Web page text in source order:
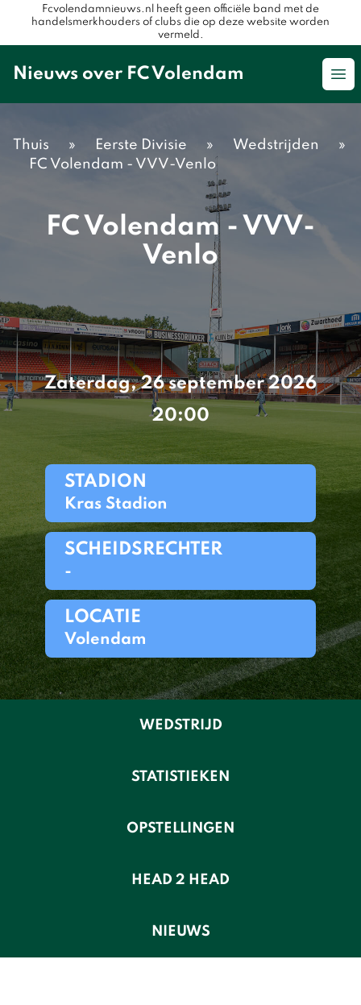
Fcvolendamnieuws.nl heeft geen officiële band met de
handelsmerkhouders of clubs die op deze website worden
vermeld.
Nieuws over FC Volendam
Thuis » Eerste Divisie » Wedstrijden
»
FC Volendam - VVV-Venlo
FC Volendam - VVV-
Venlo
Zaterdag, 26 september 2026
20:00
STADION
Kras Stadion
SCHEIDSRECHTER
-
LOCATIE
Volendam
WEDSTRIJD
STATISTIEKEN
OPSTELLINGEN
HEAD 2 HEAD
NIEUWS